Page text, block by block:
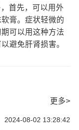
首先，可以用外
膏。症状轻微的
可以用这种方法
避免肝肾损害。
的牛皮癣。在
病和患者的病情
医嘱合理用药，
更多>
2024-08-02 13:28:42